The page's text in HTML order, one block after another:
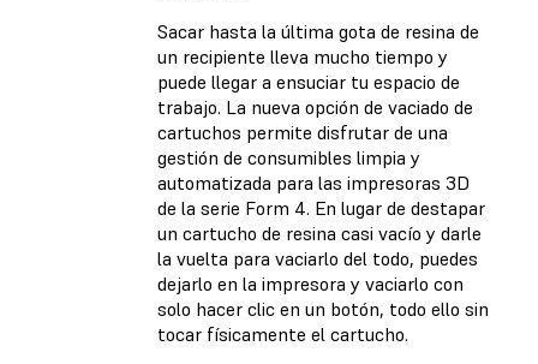
Sacar hasta la última gota de resina de
un recipiente lleva mucho tiempo y
puede llegar a ensuciar tu espacio de
trabajo. La nueva opción de vaciado de
cartuchos permite disfrutar de una
gestión de consumibles limpia y
automatizada para las impresoras 3D
de la serie Form 4. En lugar de destapar
un cartucho de resina casi vacío y darle
la vuelta para vaciarlo del todo, puedes
dejarlo en la impresora y vaciarlo con
solo hacer clic en un botón, todo ello sin
tocar físicamente el cartucho.